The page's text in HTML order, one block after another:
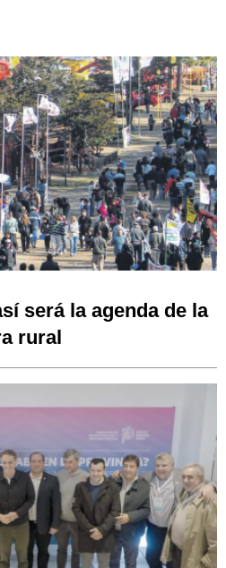
será la agenda de la
rural